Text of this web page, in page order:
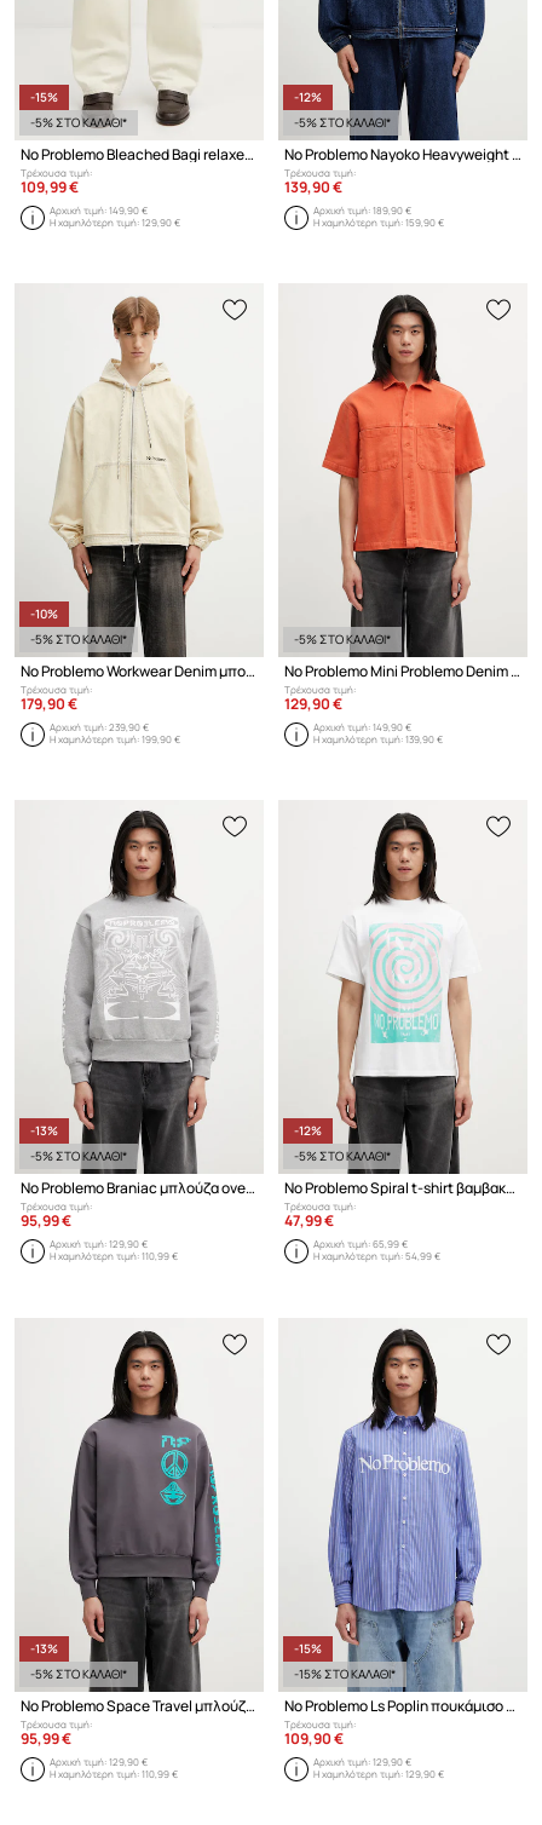
-15%
-5% ΣΤΟ ΚΑΛΑΘΙ*
No Problemo Bleached Bagi relaxed fit Ανδρικά
Τρέχουσα τιμή:
109,99 €
Αρχική τιμή:149,90 €
Η χαμηλότερη τιμή:129,90 €
-12%
-5% ΣΤΟ ΚΑΛΑΘΙ*
No Problemo Nayoko Heavyweight μπουφάν ντένιμ Ανδρικό
Τρέχουσα τιμή:
139,90 €
Αρχική τιμή:189,90 €
Η χαμηλότερη τιμή:159,90 €
-10%
-5% ΣΤΟ ΚΑΛΑΘΙ*
No Problemo Workwear Denim μπουφάν ντένιμ Ανδρικό
Τρέχουσα τιμή:
179,90 €
Αρχική τιμή:239,90 €
Η χαμηλότερη τιμή:199,90 €
-5% ΣΤΟ ΚΑΛΑΘΙ*
No Problemo Mini Problemo Denim πουκάμισο βαμβακερό ανδρικό
Τρέχουσα τιμή:
129,90 €
Αρχική τιμή:149,90 €
Η χαμηλότερη τιμή:139,90 €
-13%
-5% ΣΤΟ ΚΑΛΑΘΙ*
No Problemo Braniac μπλούζα oversize βαμβακερή Ανδρική
Τρέχουσα τιμή:
95,99 €
Αρχική τιμή:129,90 €
Η χαμηλότερη τιμή:110,99 €
-12%
-5% ΣΤΟ ΚΑΛΑΘΙ*
No Problemo Spiral t-shirt βαμβακερό ανδρικό
Τρέχουσα τιμή:
47,99 €
Αρχική τιμή:65,99 €
Η χαμηλότερη τιμή:54,99 €
-13%
-5% ΣΤΟ ΚΑΛΑΘΙ*
No Problemo Space Travel μπλούζα oversize ανδρική βαμβακερή
Τρέχουσα τιμή:
95,99 €
Αρχική τιμή:129,90 €
Η χαμηλότερη τιμή:110,99 €
-15%
-15% ΣΤΟ ΚΑΛΑΘΙ*
No Problemo Ls Poplin πουκάμισο βαμβακερό ανδρικό
Τρέχουσα τιμή:
109,90 €
Αρχική τιμή:129,90 €
Η χαμηλότερη τιμή:129,90 €